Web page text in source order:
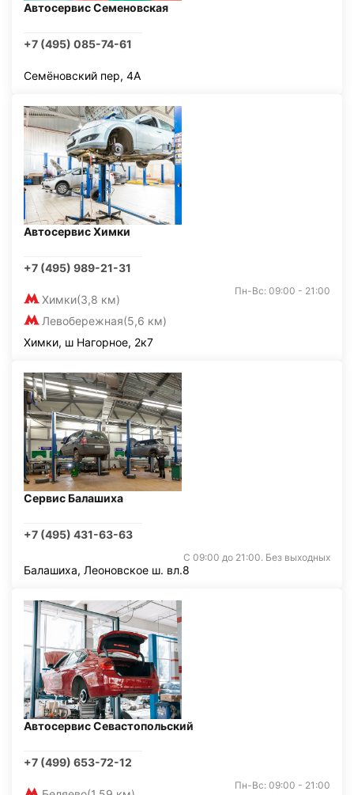
Автосервис Семеновская
+7 (495) 085-74-61
Семёновский пер, 4А
Автосервис Химки
+7 (495) 989-21-31
Химки(3,8 км)
Левобережная(5,6 км)
Пн-Вс: 09:00 - 21:00
Химки, ш Нагорное, 2к7
Сервис Балашиха
+7 (495) 431-63-63
С 09:00 до 21:00. Без выходных
Балашиха, Леоновское ш. вл.8
Автосервис Севастопольский
+7 (499) 653-72-12
Пн-Вс: 09:00 - 21:00